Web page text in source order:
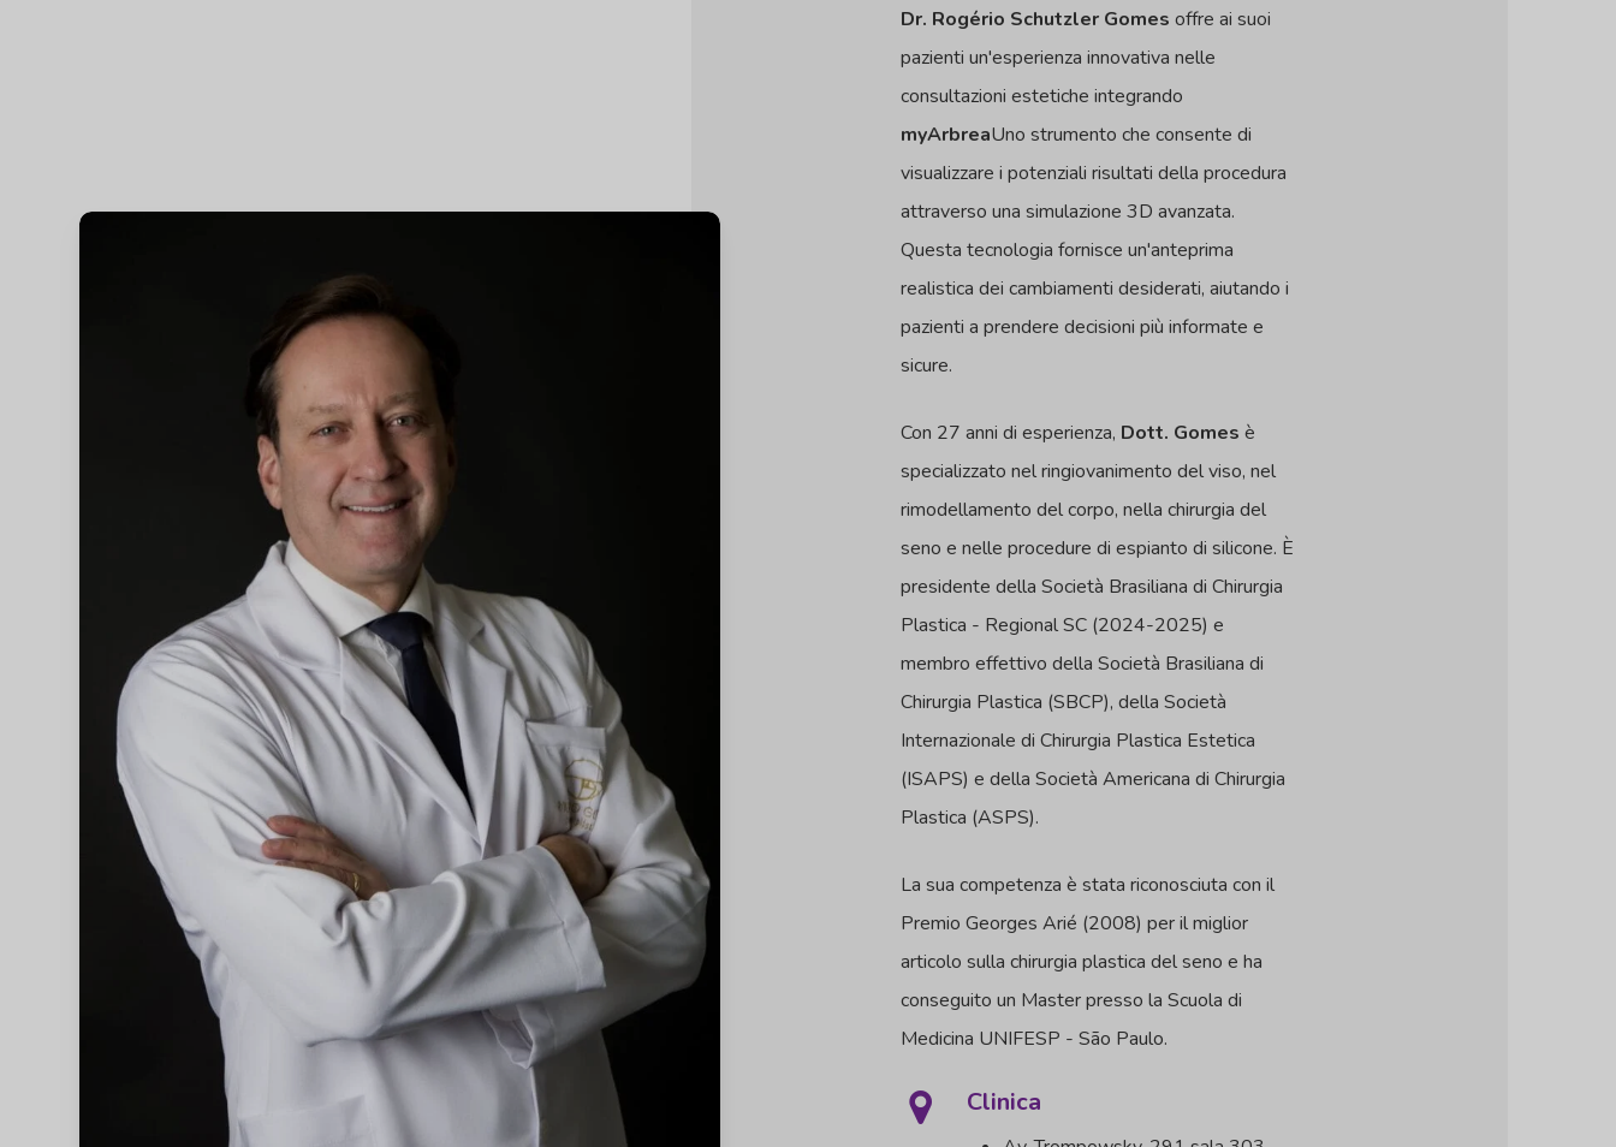
Dr. Rogério Schutzler Gomes offre ai suoi
pazienti un'esperienza innovativa nelle
consultazioni estetiche integrando
myArbreaUno strumento che consente di
visualizzare i potenziali risultati della procedura
attraverso una simulazione 3D avanzata.
Questa tecnologia fornisce un'anteprima
realistica dei cambiamenti desiderati, aiutando i
pazienti a prendere decisioni più informate e
sicure.
Con 27 anni di esperienza, Dott. Gomes è
specializzato nel ringiovanimento del viso, nel
rimodellamento del corpo, nella chirurgia del
seno e nelle procedure di espianto di silicone. È
presidente della Società Brasiliana di Chirurgia
Plastica - Regional SC (2024-2025) e
membro effettivo della Società Brasiliana di
Chirurgia Plastica (SBCP), della Società
Internazionale di Chirurgia Plastica Estetica
(ISAPS) e della Società Americana di Chirurgia
Plastica (ASPS).
La sua competenza è stata riconosciuta con il
Premio Georges Arié (2008) per il miglior
articolo sulla chirurgia plastica del seno e ha
conseguito un Master presso la Scuola di
Medicina UNIFESP - São Paulo.
Clinica